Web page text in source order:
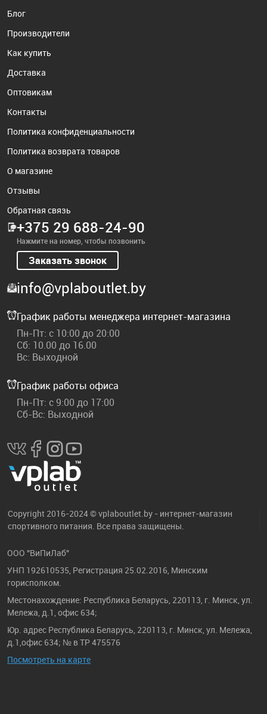
Блог
Производители
Как купить
Доставка
Оптовикам
Контакты
Политика конфиденциальности
Политика возврата товаров
О магазине
Отзывы
Обратная связь
+375 29 688-24-90
Нажмите на номер, чтобы позвонить
Заказать звонок
info@vplaboutlet.by
График работы менеджера интернет-магазина
Пн-Пт: с 10:00 до 20:00
Сб: 10.00 до 16.00
Вс: Выходной
График работы офиса
Пн-Пт: с 9:00 до 17:00
Сб-Вс: Выходной
Copyright 2016-2024 © vplaboutlet.by - интернет-магазин
спортивного питания. Все права защищены.
ООО "ВиПиЛаб"
УНП 192610535, Регистрация 25.02.2016, Минским
горисполком.
Местонахождение: Республика Беларусь, 220113, г. Минск, ул.
Мележа, д.1, офис 634;
Юр. адрес Республика Беларусь, 220113, г. Минск, ул. Мележа,
д.1,офис 634; № в ТР 475576
Посмотреть на карте